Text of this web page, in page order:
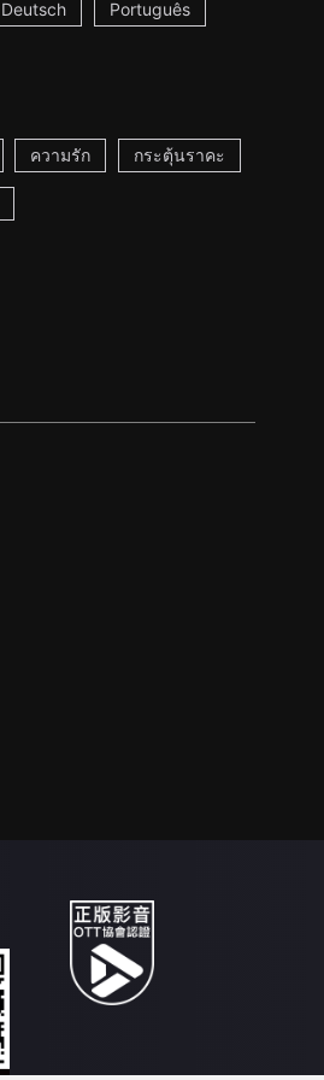
Deutsch Português
ความรัก กระตุ้นราคะ